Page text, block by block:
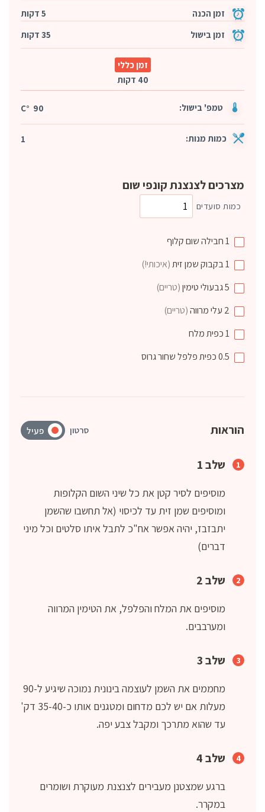
זמן הכנה
5 דקות
זמן בישול
35 דקות
זמן כללי
40 דקות
טמפ' בישול: 90 °C
כמות מנות: 1
מצרכים לצנצנת קונפי שום
כמות סועדים
1חבילהשום קלוף
1בקבוקשמן זית(איכותי!)
5גבעוליטימין(טריים)
2 עלימרווה(טריים)
1כפיתמלח
0.5כפיתפלפל שחור גרוס
הוראות סרטון פעיל
שלב 1
מוסיפים לסיר קטן את כל שיני השום הקלופות
ומוסיפים שמן זית עד לכיסוי (אל תחשבו שהשמן
יתבזבז, יהיה אפשר אח"כ לתבל איתו סלטים וכל מיני
דברים)
שלב 2
מוסיפים את המלח והפלפל, את הטימין המרווה
ומערבבים.
שלב 3
מחממים את השמן לעוצמה בינונית נמוכה שיגיע ל-90
מעלות אם יש לכם מדחום ומטגנים אותו כ-35-40 דק'
עד שהוא מתרכך ומקבל צבע יפה.
שלב 4
ברגע שמצטנן מעבירים לצנצנת מעוקרת ושומרים
במקרר.